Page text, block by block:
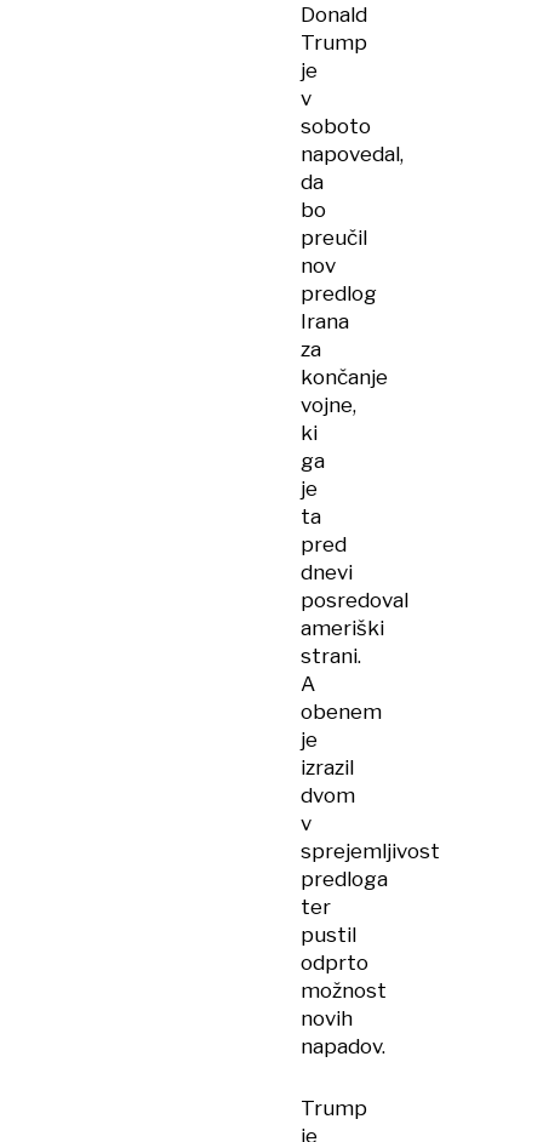
Donald
Trump
je
v
soboto
napovedal,
da
bo
preučil
nov
predlog
Irana
za
končanje
vojne,
ki
ga
je
ta
pred
dnevi
posredoval
ameriški
strani.
A
obenem
je
izrazil
dvom
v
sprejemljivost
predloga
ter
pustil
odprto
možnost
novih
napadov.
Trump
je